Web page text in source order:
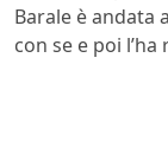
Barale è andata
con se e poi